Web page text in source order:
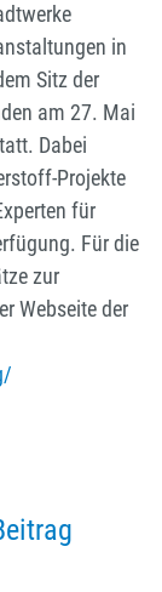
in
Sitz der
am 27. Mai
Dabei
Projekte
für
Für die
zur
Webseite der